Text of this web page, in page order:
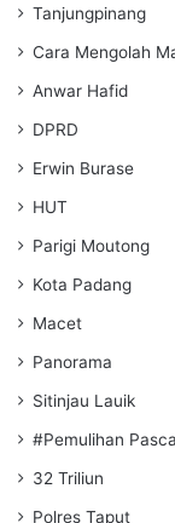
Tanjungpinang
Cara Mengolah
Anwar Hafid
DPRD
Erwin Burase
HUT
Parigi Moutong
Kota Padang
Macet
Panorama
Sitinjau Lauik
#Pemulihan
32 Triliun
Polres Taput